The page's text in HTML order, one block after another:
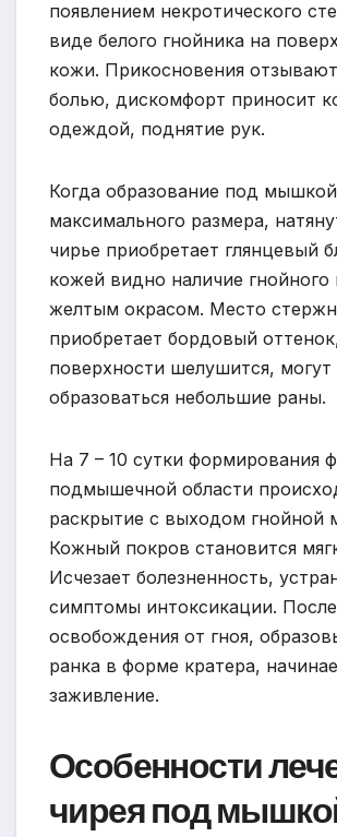
появлением некротического
виде белого гнойника на
кожи. Прикосновения
болью, дискомфорт приносит
одеждой, поднятие рук.
Когда образование под мышкой
максимального размера,
чирье приобретает глянцевый
кожей видно наличие
желтым окрасом. Место
приобретает бордовый
поверхности шелушится, могут
образоваться небольшие раны.
На 7 – 10 сутки формирования
подмышечной области
раскрытие с выходом гнойной
Кожный покров становится
Исчезает болезненность,
симптомы интоксикации.
освобождения от гноя,
ранка в форме кратера,
заживление.
Особенности
чирея под